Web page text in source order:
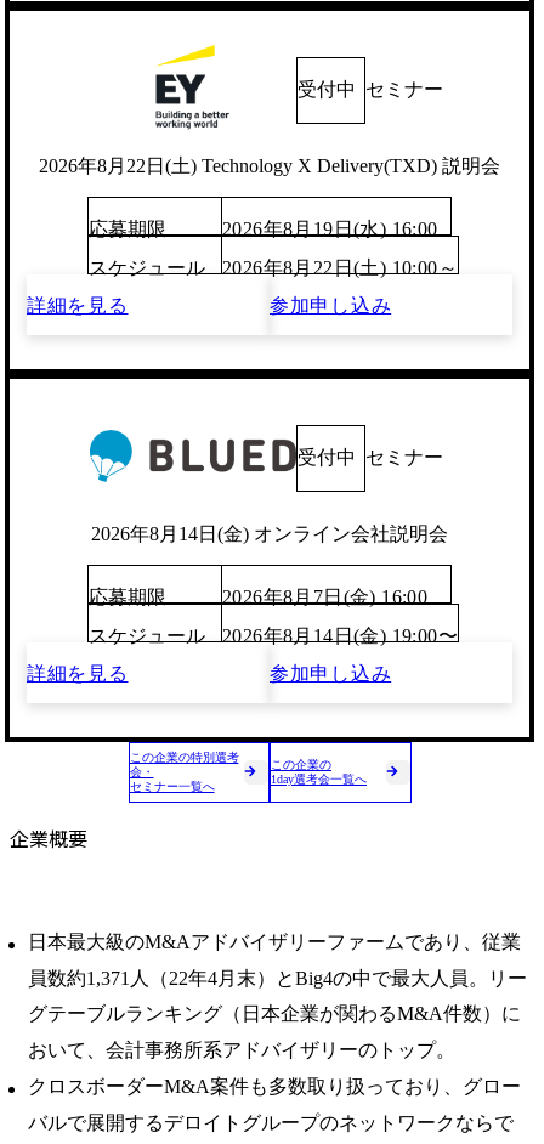
受付中 セミナー
2026年8月22日(土) Technology X Delivery(TXD) 説明会
応募期限
2026年8月19日(水) 16:00
スケジュール
2026年8月22日(土) 10:00～
詳細を見る
参加申し込み
受付中 セミナー
2026年8月14日(金) オンライン会社説明会
応募期限
2026年8月7日(金) 16:00
スケジュール
2026年8月14日(金) 19:00〜
詳細を見る
参加申し込み
この企業の特別選考
会・
セミナー一覧へ
この企業の
1day選考会一覧へ
企業概要
日本最大級のM&Aアドバイザリーファームであり、従業
員数約1,371人（22年4月末）とBig4の中で最大人員。リー
グテーブルランキング（日本企業が関わるM&A件数）に
おいて、会計事務所系アドバイザリーのトップ。
クロスボーダーM&A案件も多数取り扱っており、グロー
バルで展開するデロイトグループのネットワークならで